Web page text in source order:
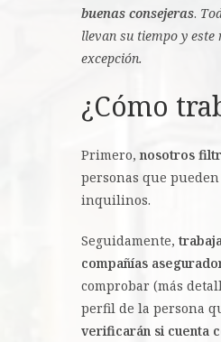
buenas consejeras.
llevan su tiempo y este
excepción.
¿Cómo
Primero,nosotros
personas que
inquilinos.
Seguidamente,
compañías
comprobar (más
perfil de la persona
verificarán si cuenta